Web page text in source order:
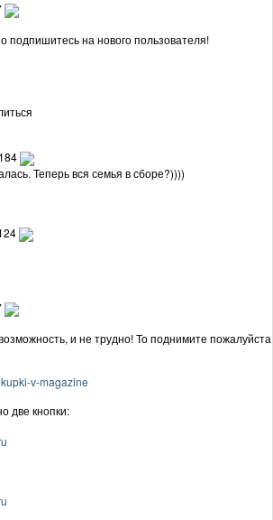
подпишитесь на нового пользователя!
Теперь вся семья в сборе?))))
и не трудно! То поднимите пожалуйста
v-magazine
две кнопки: